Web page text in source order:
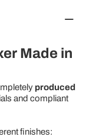
Made in
produced
and compliant
finishes: